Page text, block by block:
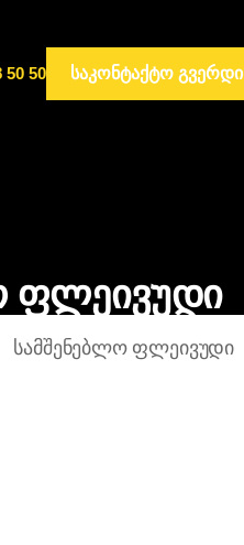
50 50 ᲡᲐᲙᲝᲜᲢᲐᲥᲢᲝ ᲒᲕᲔᲠᲓᲘ
ფლეივუდი
ᲡᲐᲛᲨᲔᲜᲔᲑᲚᲝ ᲤᲚᲔᲘᲕᲣᲓᲘ